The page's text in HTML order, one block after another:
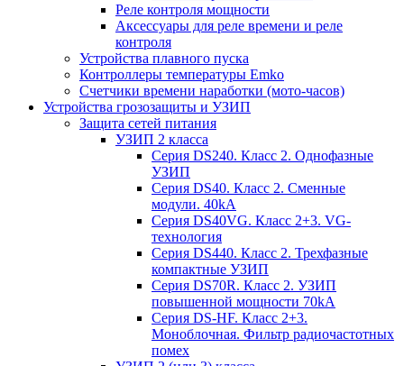
Реле контроля мощности
Аксессуары для реле времени и реле
контроля
Устройства плавного пуска
Контроллеры температуры Emko
Счетчики времени наработки (мото-часов)
Устройства грозозащиты и УЗИП
Защита сетей питания
УЗИП 2 класса
Серия DS240. Класс 2. Однофазные
УЗИП
Серия DS40. Класс 2. Сменные
модули. 40kA
Серия DS40VG. Класс 2+3. VG-
технология
Серия DS440. Класс 2. Трехфазные
компактные УЗИП
Серия DS70R. Класс 2. УЗИП
повышенной мощности 70kA
Серия DS-HF. Класс 2+3.
Моноблочная. Фильтр радиочастотных
помех